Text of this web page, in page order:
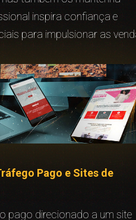
inspira confiança e
para impulsionar as
Pago e Sites de
pago direcionado a um site